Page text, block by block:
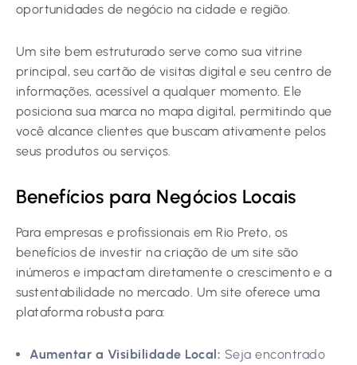
oportunidades de negócio na cidade e região.
Um site bem estruturado serve como sua vitrine
principal, seu cartão de visitas digital e seu centro de
informações, acessível a qualquer momento. Ele
posiciona sua marca no mapa digital, permitindo que
você alcance clientes que buscam ativamente pelos
seus produtos ou serviços.
Benefícios para Negócios Locais
Para empresas e profissionais em Rio Preto, os
benefícios de investir na criação de um site são
inúmeros e impactam diretamente o crescimento e a
sustentabilidade no mercado. Um site oferece uma
plataforma robusta para:
Aumentar a Visibilidade Local: Seja encontrado